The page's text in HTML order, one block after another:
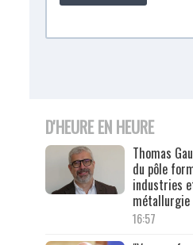
D'HEURE EN HEURE
Thomas
du pôle
industries
métallurgie
16:57